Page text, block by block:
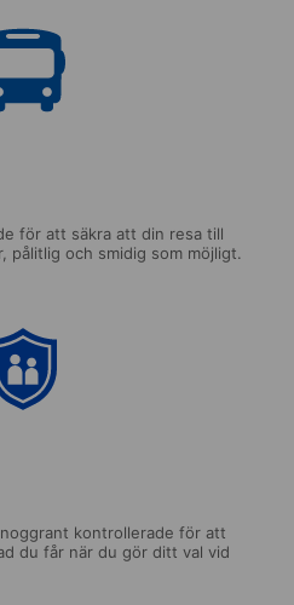
för att säkra att din resa till
pålitlig och smidig som möjligt.
kontrollerade för att
du får när du gör ditt val vid